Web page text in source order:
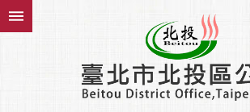
跳到主要內容區塊